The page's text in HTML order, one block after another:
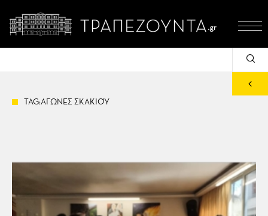
TAG:ΑΓΩΝΕΣ ΣΚΑΚΙΟΎ